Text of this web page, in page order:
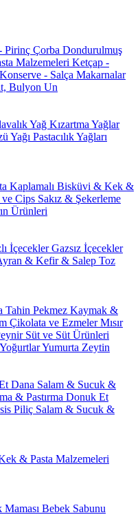
Pirinç Çorba Dondurulmuş
Malzemeleri Ketçap -
Konserve - Salça Makarnalar
Bulyon Un
Yağ Kızartma Yağlar
Yağı Pastacılık Yağları
Kaplamalı Bisküvi & Kek &
Cips Sakız & Şekerleme
Ürünleri
İçeceklerGazsız İçecekler
& Kefir & Salep Toz
Tahin Pekmez Kaymak &
Çikolata ve EzmelerMısır
Süt ve Süt Ürünleri
YoğurtlarYumurta Zeytin
Dana Salam & Sucuk &
& Pastırma Donuk Et
Piliç Salam & Sucuk &
& Pasta Malzemeleri
Maması Bebek Sabunu